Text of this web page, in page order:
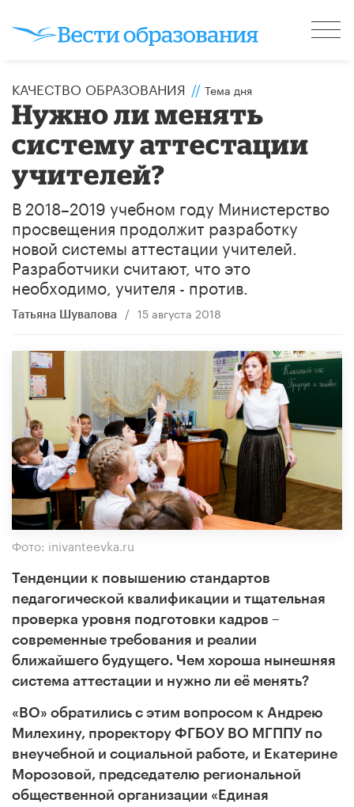
КАЧЕСТВО ОБРАЗОВАНИЯ // Тема дня
Нужно ли менять
систему аттестации
учителей?
В 2018–2019 учебном году Министерство
просвещения продолжит разработку
новой системы аттестации учителей.
Разработчики считают, что это
необходимо, учителя - против.
Татьяна Шувалова / 15 августа 2018
Фото: inivanteevka.ru
Тенденции к повышению стандартов
педагогической квалификации и тщательная
проверка уровня подготовки кадров –
современные требования и реалии
ближайшего будущего. Чем хороша нынешняя
система аттестации и нужно ли её менять?
«ВО» обратились с этим вопросом к Андрею
Милехину, проректору ФГБОУ ВО МГППУ по
внеучебной и социальной работе, и Екатерине
Морозовой, председателю региональной
общественной организации «Единая